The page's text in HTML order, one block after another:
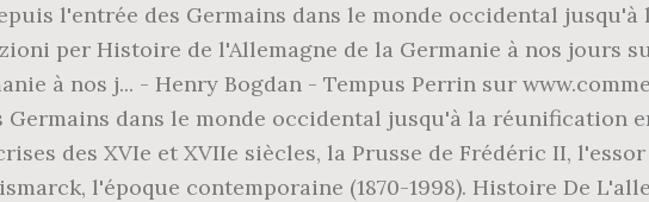
l'entrée des Germains dans le monde occidental
per Histoire de l'Allemagne de la Germanie à nos jours
à nos j... - Henry Bogdan - Tempus Perrin sur
dans le monde occidental jusqu'à la réunification
des XVIe et XVIIe siècles, la Prusse de Frédéric II,
l'époque contemporaine (1870-1998). Histoire De